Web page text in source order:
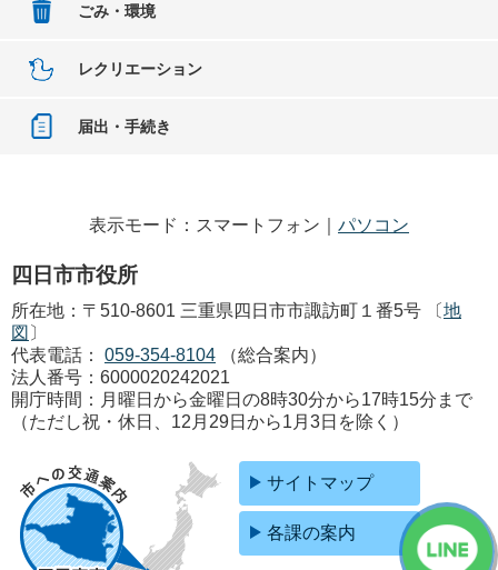
ごみ・環境
レクリエーション
届出・手続き
表示モード：スマートフォン｜ パソコン
四日市市役所
所在地：〒510-8601 三重県四日市市諏訪町１番5号 〔地
図 〕
代表電話：
059-354-8104
（総合案内）
法人番号：6000020242021
開庁時間：月曜日から金曜日の8時30分から17時15分まで
（ただし祝・休日、12月29日から1月3日を除く）
サイトマップ
各課の案内